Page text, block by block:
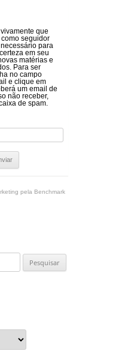
que
seguidor
para
em seu
matérias e
Para ser
no campo
e clique em
um email de
não receber,
de spam.
pela Benchmark